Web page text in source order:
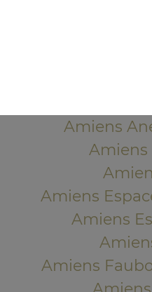
Amiens
Amiens
Amiens
Amiens